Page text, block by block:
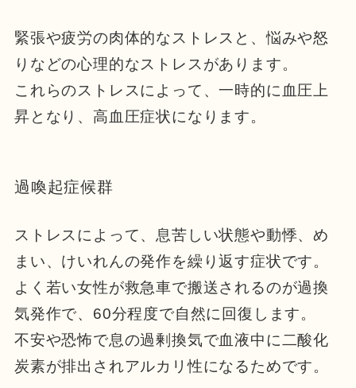
緊張や疲労の肉体的なストレスと、悩みや怒
りなどの心理的なストレスがあります。
これらのストレスによって、一時的に血圧上
昇となり、高血圧症状になります。
過喚起症候群
ストレスによって、息苦しい状態や動悸、め
まい、けいれんの発作を繰り返す症状です。
よく若い女性が救急車で搬送されるのが過換
気発作で、60分程度で自然に回復します。
不安や恐怖で息の過剰換気で血液中に二酸化
炭素が排出されアルカリ性になるためです。